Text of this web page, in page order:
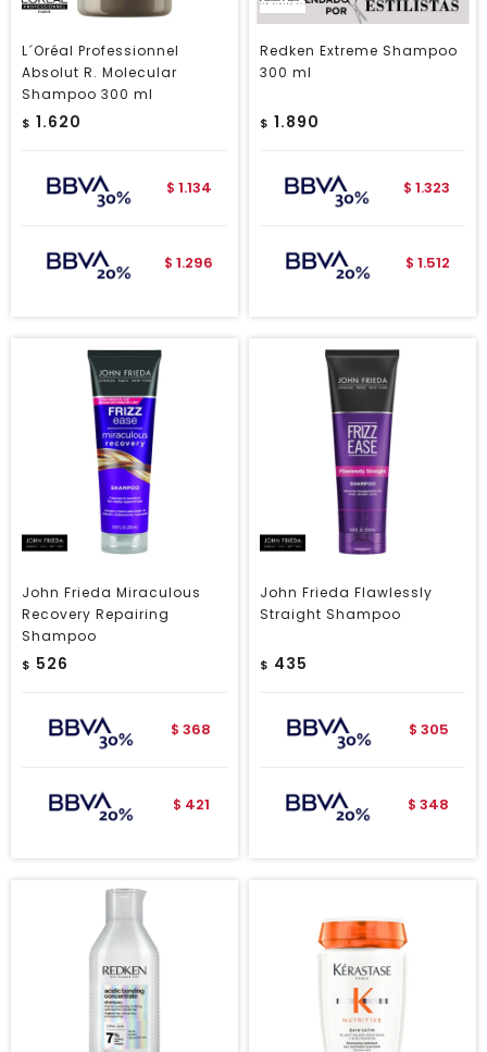
L´Oréal Professionnel
Absolut R. Molecular
Shampoo 300 ml
$ 1.620
$ 1.134
$ 1.296
Redken Extreme Shampoo
300 ml
$ 1.890
$ 1.323
$ 1.512
John Frieda Miraculous
Recovery Repairing
Shampoo
$ 526
$ 368
$ 421
John Frieda Flawlessly
Straight Shampoo
$ 435
$ 305
$ 348